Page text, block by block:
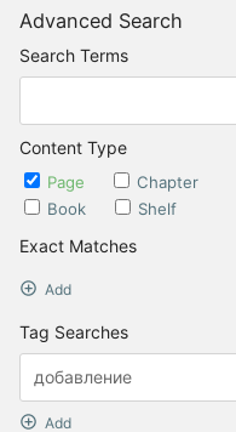
Advanced Search
Search Terms
Content Type
Page
Chapter
Book
Shelf
Exact Matches
Add
Tag Searches
Add